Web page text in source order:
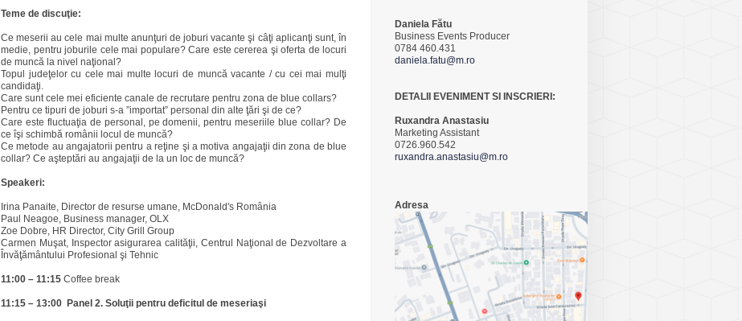
Teme de discuţie:
Ce meserii au cele mai multe anunţuri de joburi vacante şi câţi aplicanţi sunt, în
medie, pentru joburile cele mai populare? Care este cererea şi oferta de locuri
de muncă la nivel naţional?
Topul judeţelor cu cele mai multe locuri de muncă vacante / cu cei mai mulţi
candidaţi.
Care sunt cele mei eficiente canale de recrutare pentru zona de blue collars?
Pentru ce tipuri de joburi s-a ”importat” personal din alte ţări şi de ce?
Care este fluctuaţia de personal, pe domenii, pentru meseriile blue collar? De
ce îşi schimbă românii locul de muncă?
Ce metode au angajatorii pentru a reţine şi a motiva angajaţii din zona de blue
collar? Ce aşteptări au angajaţii de la un loc de muncă?
Speakeri:
Irina Panaite, Director de resurse umane, McDonald's România
Paul Neagoe, Business manager, OLX
Zoe Dobre, HR Director, City Grill Group
Carmen Muşat, Inspector asigurarea calităţii, Centrul Naţional de Dezvoltare a
Învăţământului Profesional şi Tehnic
11:00 – 11:15 Coffee break
11:15 – 13:00 Panel 2. Soluţii pentru deficitul de meseriaşi
Daniela Fătu
Business Events Producer
0784 460.431
daniela.fatu@m.ro
DETALII EVENIMENT SI INSCRIERI:
Ruxandra Anastasiu
Marketing Assistant
0726.960.542
ruxandra.anastasiu@m.ro
Adresa